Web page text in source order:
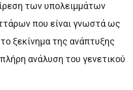
των υπολειμμάτων
που είναι γνωστά ως
ξεκίνημα της ανάπτυξης
ανάλυση του γενετικού